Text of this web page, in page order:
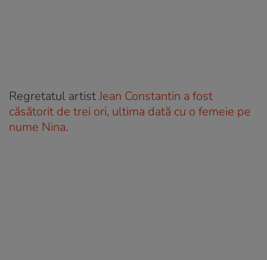
Regretatul artistJean Constantin a fost
căsătorit de trei ori, ultima dată cu o femeie pe
nume Nina.